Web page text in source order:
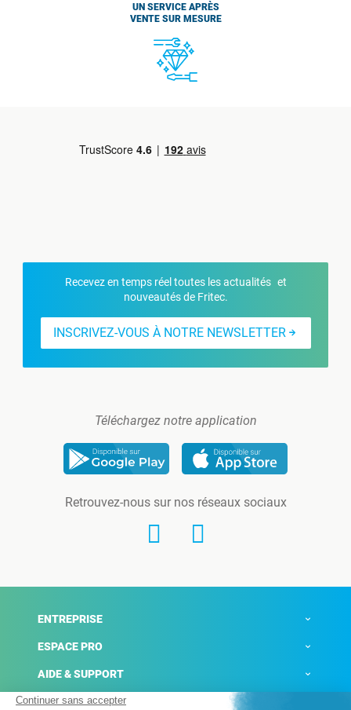
UN SERVICE APRÈS
VENTE SUR MESURE
Recevez en temps réel toutes les actualités et
nouveautés de Fritec.
INSCRIVEZ-VOUS À NOTRE NEWSLETTER
Téléchargez notre application
Retrouvez-nous sur nos réseaux sociaux
ENTREPRISE
ESPACE PRO
AIDE & SUPPORT
ACTUALITÉS